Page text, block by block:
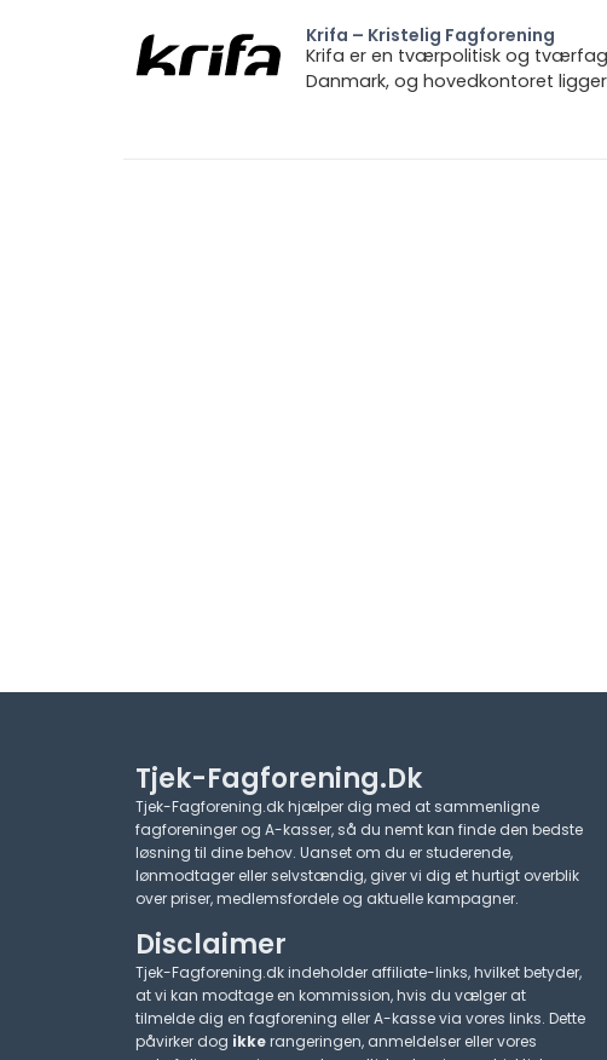
Krifa – Kristelig Fagforening
Krifa er en tværpolitisk og
Danmark, og hovedkontoret
Tjek-Fagforening.dk
Tjek-Fagforening.dk hjælper dig med at sammenligne
fagforeninger og A-kasser, så du nemt kan finde den bedste
løsning til dine behov. Uanset om du er studerende,
lønmodtager eller selvstændig, giver vi dig et hurtigt overblik
over priser, medlemsfordele og aktuelle kampagner.​
Disclaimer
Tjek-Fagforening.dk indeholder affiliate-links, hvilket betyder,
at vi kan modtage en kommission, hvis du vælger at
tilmelde dig en fagforening eller A-kasse via vores links. Dette
påvirker dog ikkerangeringen, anmeldelser eller vores